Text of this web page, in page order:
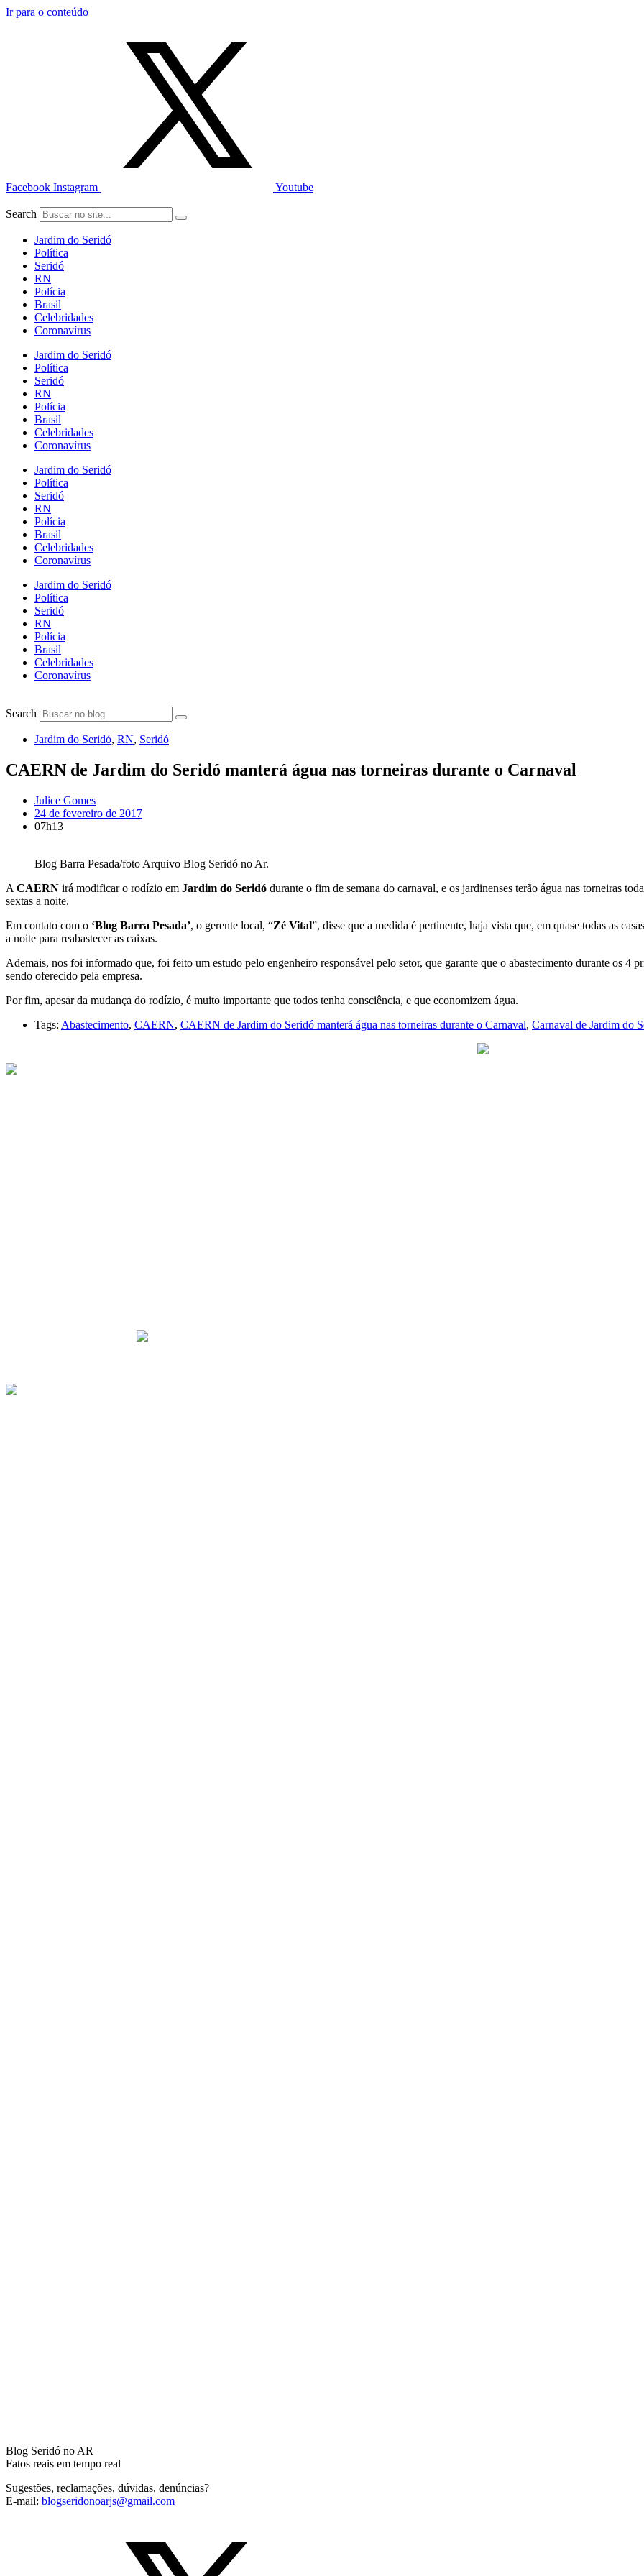
Ir para o conteúdo
Facebook Instagram Youtube
Search
Jardim do Seridó
Política
Seridó
RN
Polícia
Brasil
Celebridades
Coronavírus
Jardim do Seridó
Política
Seridó
RN
Polícia
Brasil
Celebridades
Coronavírus
Jardim do Seridó
Política
Seridó
RN
Polícia
Brasil
Celebridades
Coronavírus
Jardim do Seridó
Política
Seridó
RN
Polícia
Brasil
Celebridades
Coronavírus
Search
Jardim do Seridó, RN, Seridó
CAERN de Jardim do Seridó manterá água nas torneiras durante o Carnaval
Julice Gomes
24 de fevereiro de 2017
07h13
Blog Barra Pesada/foto Arquivo Blog Seridó no Ar.
A CAERN irá modificar o rodízio em Jardim do Seridó durante o fim de semana do carnaval, e os jardinenses terão água nas torneiras
sextas a noite.
Em contato com o ‘Blog Barra Pesada’, o gerente local, “Zé Vital”, disse que a medida é pertinente, haja vista que, em quase todas as
a noite para reabastecer as caixas.
Ademais, nos foi informado que, foi feito um estudo pelo engenheiro responsável pelo setor, que garante que o abastecimento durante os 4
sendo oferecido pela empresa.
Por fim, apesar da mudança do rodízio, é muito importante que todos tenha consciência, e que economizem água.
Tags: Abastecimento, CAERN, CAERN de Jardim do Seridó manterá água nas torneiras durante o Carnaval, Carnaval de Jardim do
Blog Seridó no AR
Fatos reais em tempo real
Sugestões, reclamações, dúvidas, denúncias?
E-mail: blogseridonoarjs@gmail.com